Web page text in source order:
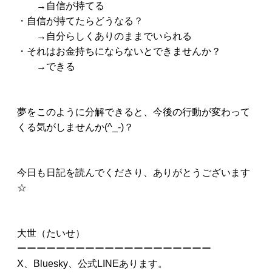
→自信が持てる
・自信が持てたらどうなる？
→自分らしくありのままでいられる
・それはお金持ちにならないとできませんか？
→できる
夢をこのように分解できると、今後の行動が変わって
くる気がしませんか(^_-)？
今日も日記を読んでくださり、ありがとうございます
☆
大世（たいせ）
ーーーーーーーーーーーーーーーーーーーー
X、Bluesky、公式LINEあります。